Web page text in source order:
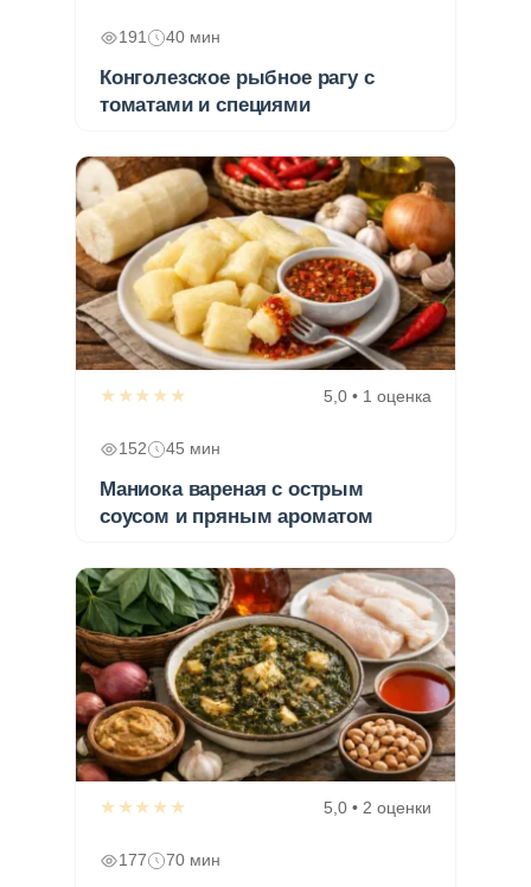
191 40 мин
Конголезское рыбное рагу с
томатами и специями
★★★★★ 5,0 • 1 оценка
152 45 мин
Маниока вареная с острым
соусом и пряным ароматом
★★★★★ 5,0 • 2 оценки
177 70 мин